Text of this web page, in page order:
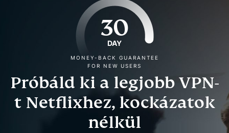
30
DAY
MONEY-BACK GUARANTEE
FOR NEW USERS
Próbáld ki a legjobb VPN-
t Netflixhez, kockázatok
nélkül